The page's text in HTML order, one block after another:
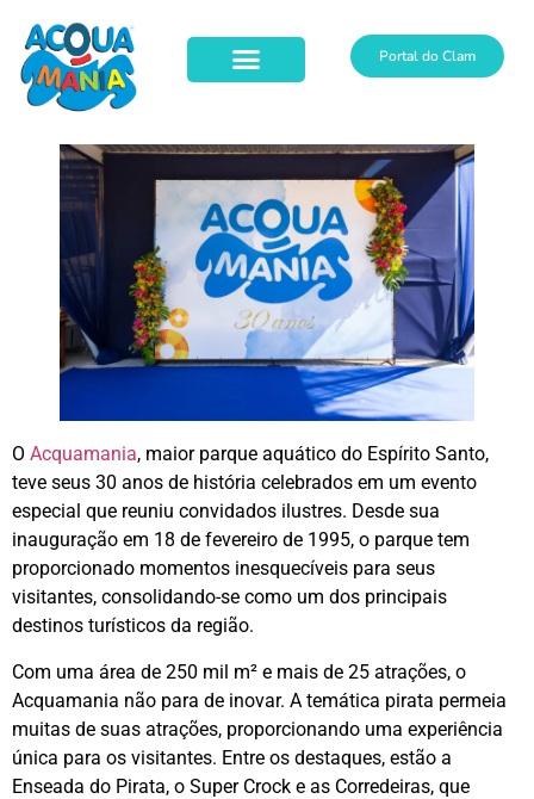
Portal do Clam
O Acquamania, maior parque aquático do Espírito Santo,
teve seus 30 anos de história celebrados em um evento
especial que reuniu convidados ilustres. Desde sua
inauguração em 18 de fevereiro de 1995, o parque tem
proporcionado momentos inesquecíveis para seus
visitantes, consolidando-se como um dos principais
destinos turísticos da região.
Com uma área de 250 mil m² e mais de 25 atrações, o
Acquamania não para de inovar. A temática pirata permeia
muitas de suas atrações, proporcionando uma experiência
única para os visitantes. Entre os destaques, estão a
Enseada do Pirata, o Super Crock e as Corredeiras, que